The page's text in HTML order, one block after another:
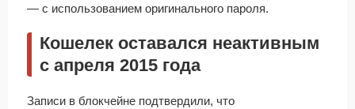
— с использованием оригинального пароля.
Кошелек оставался неактивным
с апреля 2015 года
Записи в блокчейне подтвердили, что